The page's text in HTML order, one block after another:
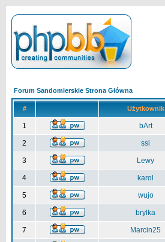
Forum Sandomierskie Strona Główna
# Użytkownik
1 bArt
2 ssi
3 Lewy
4 karol
5 wujo
6 brylka
7 Marcin25